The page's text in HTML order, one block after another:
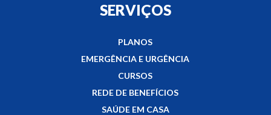
SERVIÇOS
PLANOS
EMERGÊNCIA E URGÊNCIA
CURSOS
REDE DE BENEFÍCIOS
SAÚDE EM CASA